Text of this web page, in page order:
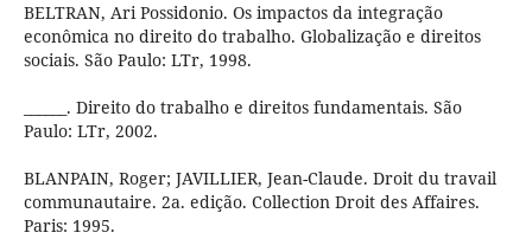
BELTRAN, Ari Possidonio. Os impactos da integração
econômica no direito do trabalho. Globalização e direitos
sociais. São Paulo: LTr, 1998.
______. Direito do trabalho e direitos fundamentais. São
Paulo: LTr, 2002.
BLANPAIN, Roger; JAVILLIER, Jean-Claude. Droit du travail
communautaire. 2a. edição. Collection Droit des Affaires.
Paris: 1995.